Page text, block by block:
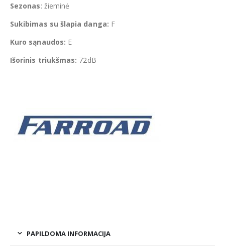
Sezonas: žieminė
Sukibimas su šlapia danga: F
Kuro sąnaudos: E
Išorinis triukšmas: 72dB
PAPILDOMA INFORMACIJA